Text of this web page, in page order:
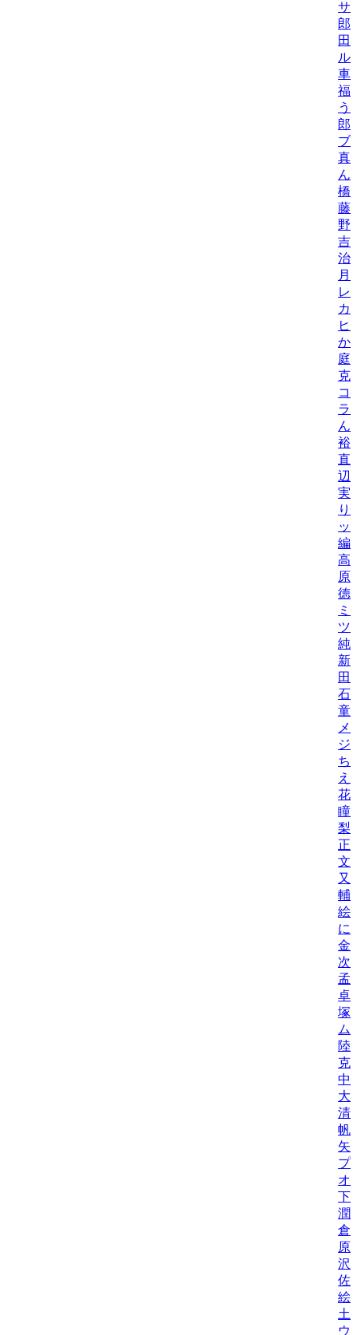
サ
郎
田
ル
車/
福
う
郎
ブ
真
ん
橋
藤
野
吉
治/
月
レ
カ
ヒ
か
庭/
克
コ
ラ
ん
裕/
直
辺
実/
り
ッ
編
高
原
徳/
ミ
ツ
純/
新
田
石
童
メ
ジ
ち
え
花
瞳/
梨
正
文
又
輔/
絵
に
金
次/
孟
卓
塚
ム
陸
克
中
大
清
帆/
矢
プ
オ
下
潤/
倉
原
沢
佐
絵/
土
ウ